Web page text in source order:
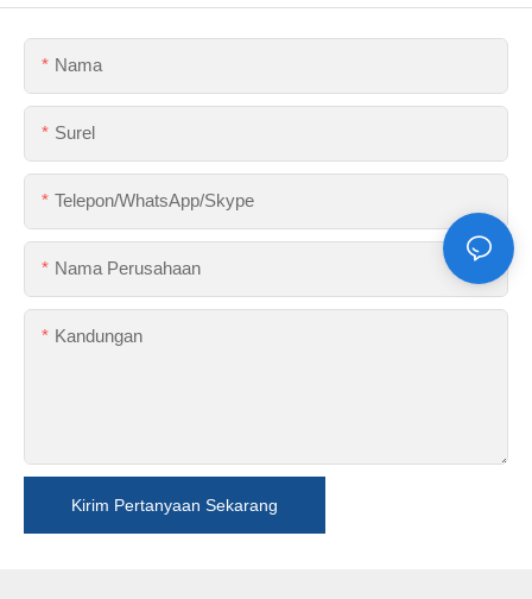
Nama
Surel
Telepon/WhatsApp/Skype
Nama Perusahaan
Kandungan
Kirim Pertanyaan Sekarang